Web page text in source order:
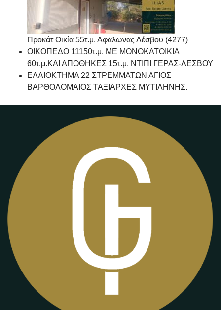
Προκάτ Οικία 55τ.μ. Αφάλωνας Λέσβου (4277)
ΟΙΚΟΠΕΔΟ 11150τ.μ. ΜΕ ΜΟΝΟΚΑΤΟΙΚΙΑ
60τ.μ.ΚΑΙ ΑΠΟΘΗΚΕΣ 15τ.μ. ΝΤΙΠΙ ΓΕΡΑΣ-ΛΕΣΒΟΥ
ΕΛΑΙΟΚΤΗΜΑ 22 ΣΤΡΕΜΜΑΤΩΝ ΑΓΙΟΣ
ΒΑΡΘΟΛΟΜΑΙΟΣ ΤΑΞΙΑΡΧΕΣ ΜΥΤΙΛΗΝΗΣ.